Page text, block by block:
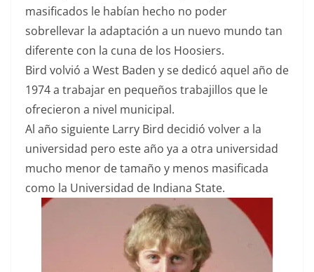
masificados le habían hecho no poder
sobrellevar la adaptación a un nuevo mundo tan
diferente con la cuna de los Hoosiers.
Bird volvió a West Baden y se dedicó aquel año de
1974 a trabajar en pequeños trabajillos que le
ofrecieron a nivel municipal.
Al año siguiente Larry Bird decidió volver a la
universidad pero este año ya a otra universidad
mucho menor de tamaño y menos masificada
como la Universidad de Indiana State.